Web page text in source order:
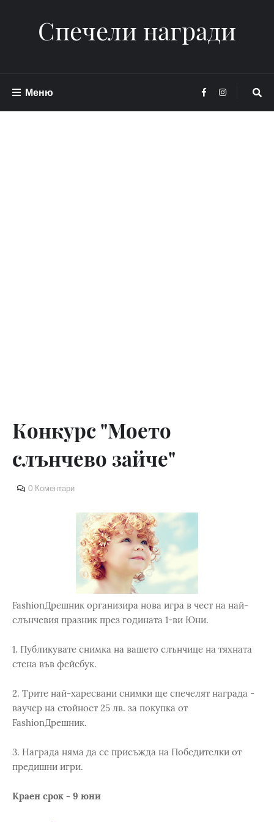
Спечели награди
Меню
Конкурс "Моето
слънчево зайче"
0 Коментари
FashionДрешник организира нова игра в чест на най-
слънчевия празник през годината 1-ви Юни.
1. Публикувате снимка на вашето слънчице на тяхната
стена във фейсбук.
2. Трите най-харесвани снимки ще спечелят награда -
ваучер на стойност 25 лв. за покупка от
FashionДрешник.
3. Награда няма да се присъжда на Победителки от
предишни игри.
Краен срок - 9 юни